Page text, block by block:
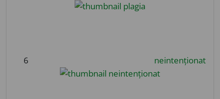
6 neintenționat